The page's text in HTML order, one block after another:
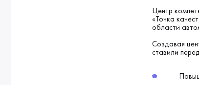
Центр
«Точка
области
Создавая
ставили